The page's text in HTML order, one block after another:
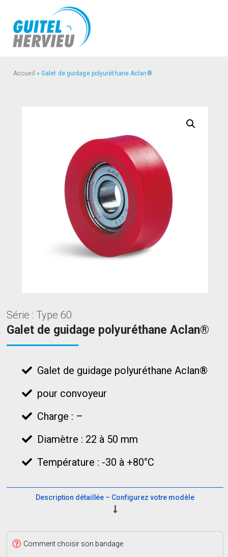
Accueil »Galet de guidage polyuréthane Aclan®
Série : Type 60
Galet de guidage polyuréthane Aclan®
Galet de guidage polyuréthane Aclan®
pour convoyeur
Charge : –
Diamètre : 22 à 50 mm
Température : -30 à +80°C
Description détaillée – Configurez votre modèle
Comment choisir son bandage